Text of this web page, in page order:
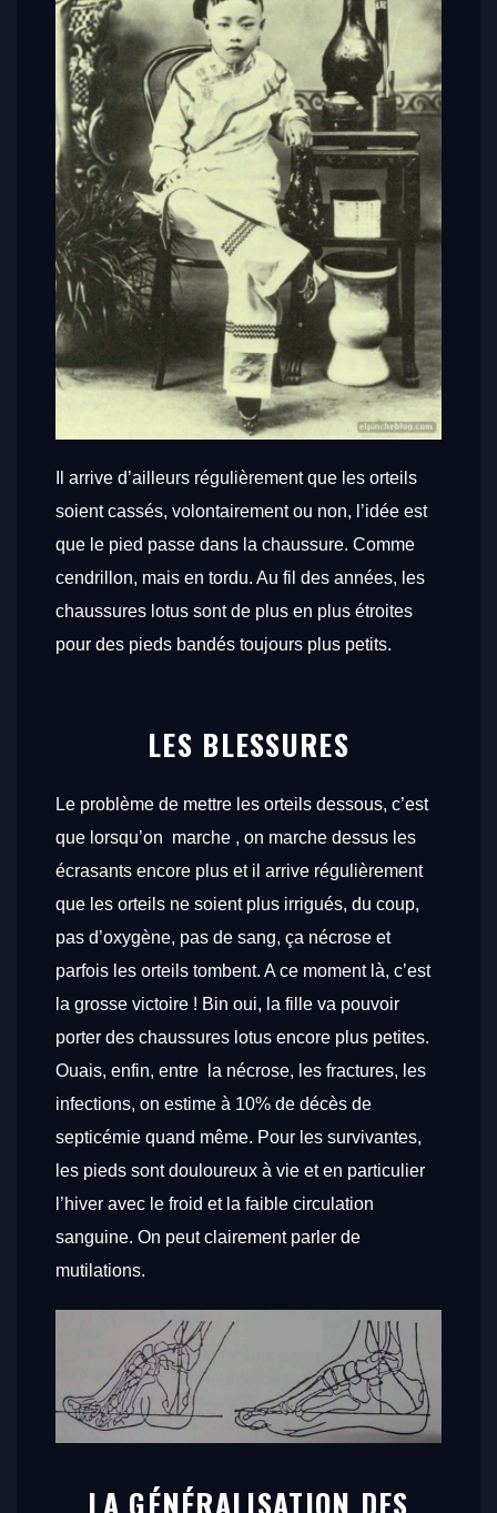
Il arrive d’ailleurs régulièrement que les orteils
soient cassés, volontairement ou non, l’idée est
que le pied passe dans la chaussure. Comme
cendrillon, mais en tordu. Au fil des années, les
chaussures lotus sont de plus en plus étroites
pour des pieds bandés toujours plus petits.
LES BLESSURES
Le problème de mettre les orteils dessous, c’est
que lorsqu’on marche , on marche dessus les
écrasants encore plus et il arrive régulièrement
que les orteils ne soient plus irrigués, du coup,
pas d’oxygène, pas de sang, ça nécrose et
parfois les orteils tombent. A ce moment là, c’est
la grosse victoire ! Bin oui, la fille va pouvoir
porter des chaussures lotus encore plus petites.
Ouais, enfin, entre la nécrose, les fractures, les
infections, on estime à 10% de décès de
septicémie quand même. Pour les survivantes,
les pieds sont douloureux à vie et en particulier
l’hiver avec le froid et la faible circulation
sanguine. On peut clairement parler de
mutilations.
LA GÉNÉRALISATION DES